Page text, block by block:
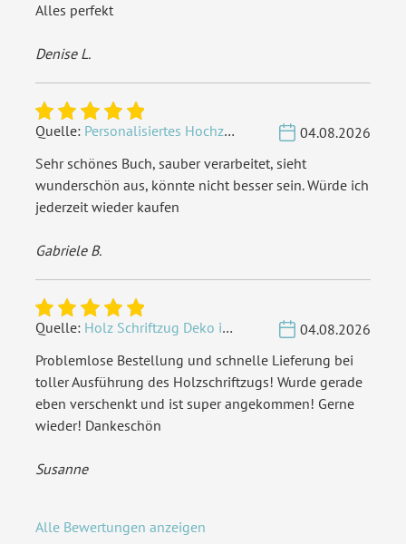
Alles perfekt
Denise L.
Quelle: Personalisiertes Hochzeit Gästebuch A4 - Herzbaum
04.08.2026
Sehr schönes Buch, sauber verarbeitet, sieht
wunderschön aus, könnte nicht besser sein. Würde ich
jederzeit wieder kaufen
Gabriele B.
Quelle: Holz Schriftzug Deko individuell - Wunschname
04.08.2026
Problemlose Bestellung und schnelle Lieferung bei
toller Ausführung des Holzschriftzugs! Wurde gerade
eben verschenkt und ist super angekommen! Gerne
wieder! Dankeschön
Susanne
Alle Bewertungen anzeigen